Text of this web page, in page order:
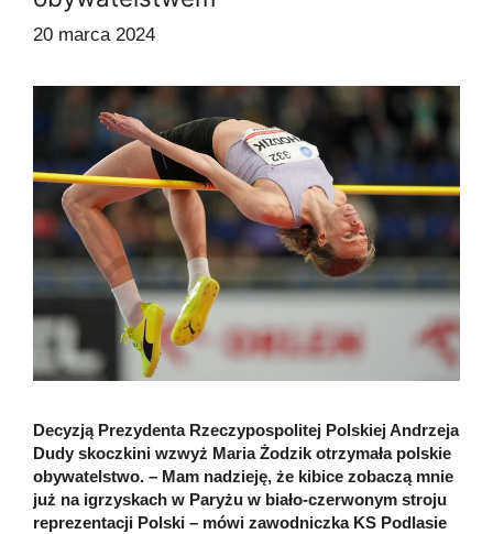
20 marca 2024
Decyzją Prezydenta Rzeczypospolitej Polskiej Andrzeja
Dudy skoczkini wzwyż Maria Żodzik otrzymała polskie
obywatelstwo. – Mam nadzieję, że kibice zobaczą mnie
już na igrzyskach w Paryżu w biało-czerwonym stroju
reprezentacji Polski – mówi zawodniczka KS Podlasie